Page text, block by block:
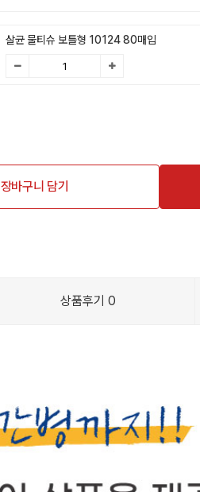
살균 물티슈 보틀형 10124 80매입
장바구니 담기
상품후기 0